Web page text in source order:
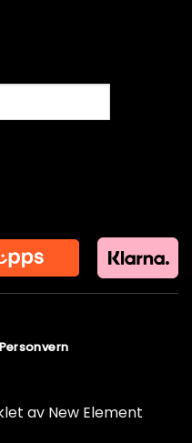
av New Element
Personvern